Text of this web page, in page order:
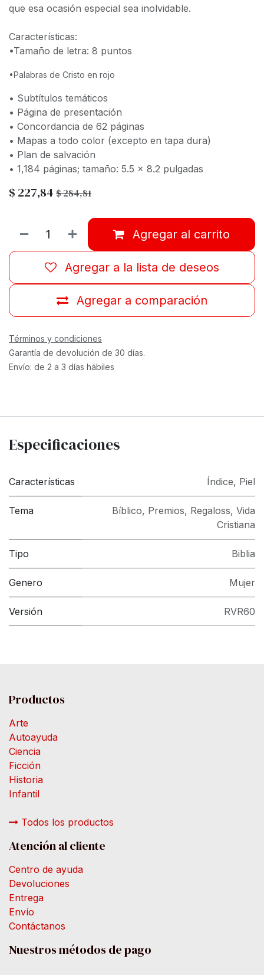
que esa ocasión especial sea inolvidable.
Características:
•Tamaño de letra: 8 puntos
•Palabras de Cristo en rojo
• Subtítulos temáticos
• Página de presentación
• Concordancia de 62 páginas
• Mapas a todo color (excepto en tapa dura)
• Plan de salvación
• 1,184 páginas; tamaño: 5.5 x 8.2 pulgadas
$ 227,84 $284,81
Agregar al carrito
Agregar a comparación
Agregar a la lista de deseos
Términos y condiciones
Garantía de devolución de 30 días.
Envío: de 2 a 3 días hábiles
Especificaciones
Características Índice, Piel
Tema Bíblico, Premios, Regaloss, Vida
Cristiana
Tipo Biblia
Genero Mujer
Versión RVR60
Productos
Arte
Autoayuda
Ciencia
Ficción
Historia
Infantil
Todos los productos
Atención al cliente
Centro de ayuda
Devoluciones
Entrega
Envío
Contáctanos
Nuestros métodos de pago